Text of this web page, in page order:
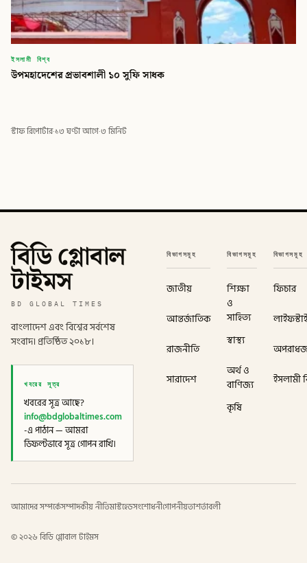
ইসলামী বিশ্ব
উপমহাদেশের প্রভাবশালী ১০ সুফি সাধক
স্টাফ রিপোর্টার·১৩ ঘণ্টা আগে·৩ মিনিট
বিডি গ্লোবাল
টাইমস
BD GLOBAL TIMES
বাংলাদেশ এবং বিশ্বের সর্বশেষ
সংবাদ। প্রতিষ্ঠিত ২০১৮।
খবরের সূত্র
খবরের সূত্র আছে?
info@bdglobaltimes.com
-এ পাঠান — আমরা
ডিফল্টভাবে সূত্র গোপন রাখি।
বিভাগসমূহ
জাতীয়
আন্তর্জাতিক
রাজনীতি
সারাদেশ
বিভাগসমূহ
শিক্ষা
ও
সাহিত্য
স্বাস্থ্য
অর্থ ও
বাণিজ্য
কৃষি
বিভাগসমূহ
ফিচার
ইসলামী
আমাদের সম্পর্কেসম্পাদকীয় নীতিমাস্টহেডসংশোধনীগোপনীয়তাশর্তাবলী
©২০২৬ বিডি গ্লোবাল টাইমস